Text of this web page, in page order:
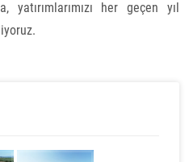
yatırımlarımızı her geçen yıl